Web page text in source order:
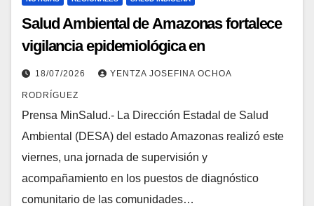
Salud Ambiental de Amazonas fortalece
vigilancia epidemiológica en
comunidades del municipio Autana
18/07/2026 YENTZA JOSEFINA OCHOA
RODRÍGUEZ
Prensa MinSalud.- La Dirección Estadal de Salud
Ambiental (DESA) del estado Amazonas realizó este
viernes, una jornada de supervisión y
acompañamiento en los puestos de diagnóstico
comunitario de las comunidades…